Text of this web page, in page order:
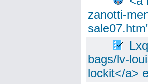
zanotti-
bags/lv-
lockit</a>